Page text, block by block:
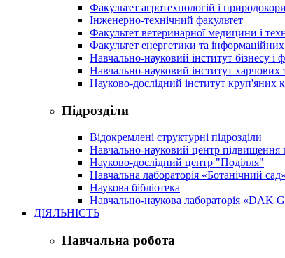
Факультет агротехнологій і
Інженерно-технічний факультет
Факультет ветеринарної медицини і
Факультет енергетики та
Навчально-науковий інститут бізнесу і
Навчально-науковий інститут харчових
Науково-дослідний інститут круп'яних
Підрозділи
Відокремлені структурні підрозділи
Навчально-науковий центр підвищення
Науково-дослідний центр "Поділля"
Навчальна лабораторія «Ботанічний сад»
Наукова бібліотека
Навчально-наукова лабораторія «DAK
ДІЯЛЬНІСТЬ
Навчальна робота